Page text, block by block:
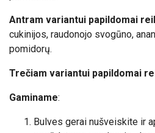
Antram variantui papildomai
cukinijos, raudonojo svogūno,
pomidorų.
Trečiam variantui papildomai
Gaminame:
Bulves gerai nušveiskite ir